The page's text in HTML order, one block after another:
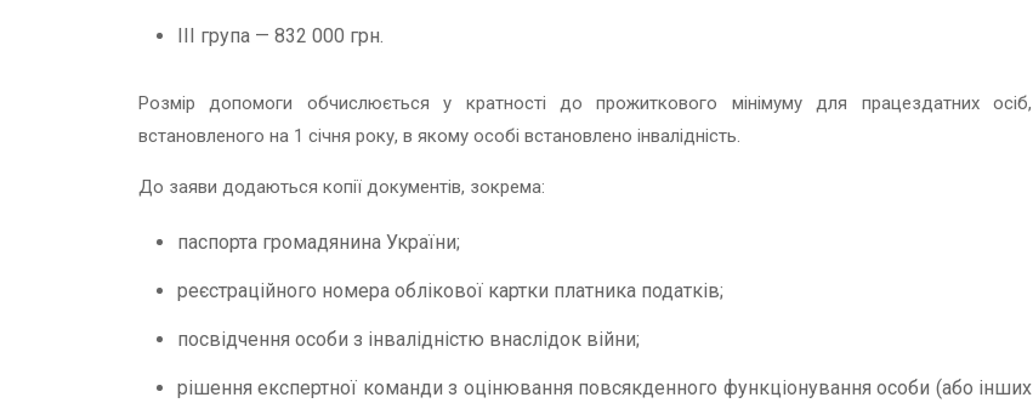
ІІІ група — 832 000 грн.
Розмір допомоги обчислюється у кратності до прожиткового мінімуму для працездатних осіб,
встановленого на 1 січня року, в якому особі встановлено інвалідність.
До заяви додаються копії документів, зокрема:
паспорта громадянина України;
реєстраційного номера облікової картки платника податків;
посвідчення особи з інвалідністю внаслідок війни;
рішення експертної команди з оцінювання повсякденного функціонування особи (або інших